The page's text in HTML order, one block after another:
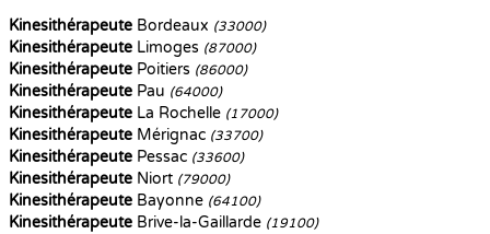
Kinesithérapeute Bordeaux (33000)
Kinesithérapeute Limoges (87000)
Kinesithérapeute Poitiers (86000)
Kinesithérapeute Pau (64000)
Kinesithérapeute La Rochelle (17000)
Kinesithérapeute Mérignac (33700)
Kinesithérapeute Pessac (33600)
Kinesithérapeute Niort (79000)
Kinesithérapeute Bayonne (64100)
Kinesithérapeute Brive-la-Gaillarde (19100)